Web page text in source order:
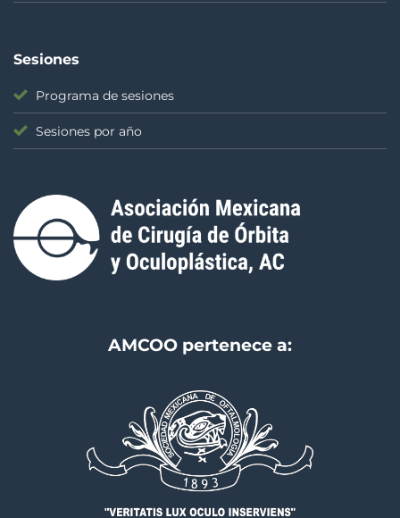
Sesiones
Programa de sesiones
Sesiones por año
AMCOO pertenece a: